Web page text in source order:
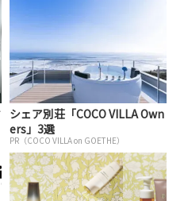
シェア別荘「COCO VILLA Own
ers」3選
PR（COCO VILLA on GOETHE）